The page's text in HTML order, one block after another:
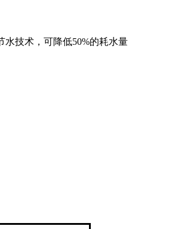
技术，可降低50%的耗水量